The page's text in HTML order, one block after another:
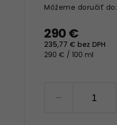
290 €
235,77 € bez DPH
290 € / 100 ml
Môžeme doručiť do: